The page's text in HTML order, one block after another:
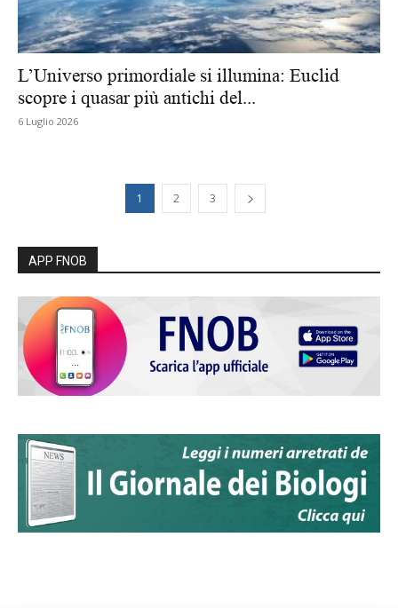
L’Universo primordiale si illumina: Euclid
scopre i quasar più antichi del...
6 Luglio 2026
1 2 3
APP FNOB